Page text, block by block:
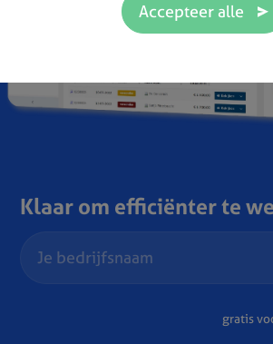
Klaar om efficiënter te
gratis